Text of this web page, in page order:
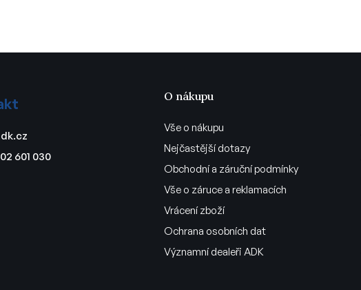
601 030
O nákupu
Vše o nákupu
Nejčastější dotazy
Obchodní a záruční podmínky
Vše o záruce a reklamacích
Vrácení zboží
Ochrana osobních dat
Významní dealeři ADK